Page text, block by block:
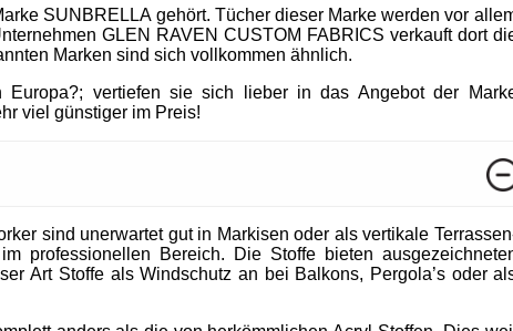
SUNBRELLA gehört. Tücher dieser Marke werden vor
GLEN RAVEN CUSTOM FABRICS verkauft dort
Marken sind sich vollkommen ähnlich.
vertiefen sie sich lieber in das Angebot der
viel günstiger im Preis!
sind unerwartet gut in Markisen oder als vertikale
professionellen Bereich. Die Stoffe bieten
Art Stoffe als Windschutz an bei Balkons, Pergola’s oder